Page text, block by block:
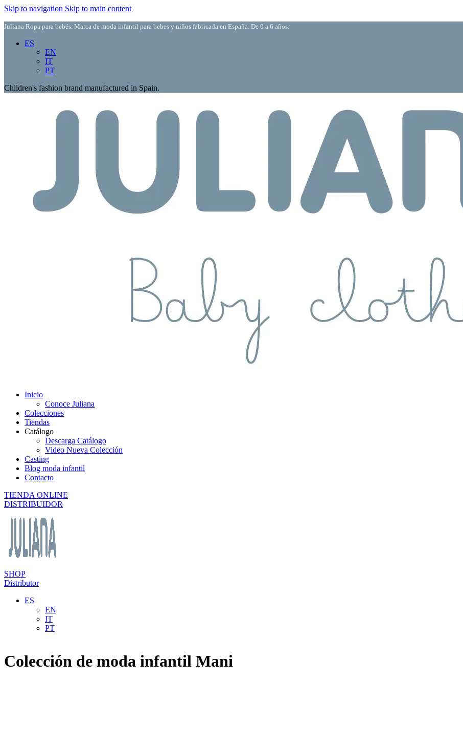
Skip to navigation Skip to main content
Juliana Ropa para bebés. Marca de moda infantil para bebes y niños fabricada en España. De 0 a 6 años.
ES
EN
IT
PT
Children's fashion brand manufactured in Spain.
Inicio
Conoce Juliana
Colecciones
Tiendas
Catálogo
Descarga Catálogo
Video Nueva Colección
Casting
Blog moda infantil
Contacto
TIENDA ONLINE
DISTRIBUIDOR
SHOP
Distributor
ES
EN
IT
PT
Colección de moda infantil Mani